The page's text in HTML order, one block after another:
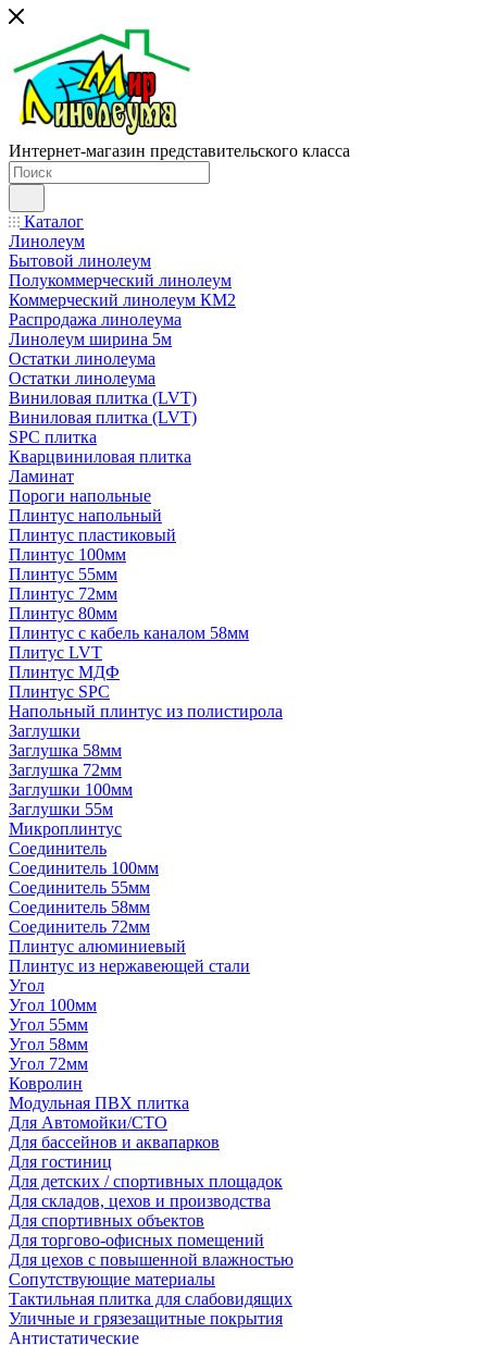
Интернет-магазин представительского класса
Каталог
Линолеум
Бытовой линолеум
Полукоммерческий линолеум
Коммерческий линолеум КМ2
Распродажа линолеума
Линолеум ширина 5м
Остатки линолеума
Остатки линолеума
Виниловая плитка (LVT)
Виниловая плитка (LVT)
SPC плитка
Кварцвиниловая плитка
Ламинат
Пороги напольные
Плинтус напольный
Плинтус пластиковый
Плинтус 100мм
Плинтус 55мм
Плинтус 72мм
Плинтус 80мм
Плинтус с кабель каналом 58мм
Плитус LVT
Плинтус МДФ
Плинтус SPC
Напольный плинтус из полистирола
Заглушки
Заглушка 58мм
Заглушка 72мм
Заглушки 100мм
Заглушки 55м
Микроплинтус
Соединитель
Соединитель 100мм
Соединитель 55мм
Соединитель 58мм
Соединитель 72мм
Плинтус алюминиевый
Плинтус из нержавеющей стали
Угол
Угол 100мм
Угол 55мм
Угол 58мм
Угол 72мм
Ковролин
Модульная ПВХ плитка
Для Автомойки/СТО
Для бассейнов и аквапарков
Для гостиниц
Для детских / спортивных площадок
Для складов, цехов и производства
Для спортивных объектов
Для торгово-офисных помещений
Для цехов с повышенной влажностью
Сопутствующие материалы
Тактильная плитка для слабовидящих
Уличные и грязезащитные покрытия
Антистатические